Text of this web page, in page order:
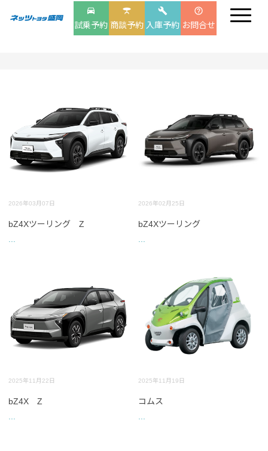
drive_eta
試乗予約
table_bar
商談予約
build
入庫予約
help_outline
お問合せ
2026年03月07日
bZ4Xツーリング Z
2026年02月25日
bZ4Xツーリング
2025年11月22日
bZ4X Z
2025年11月19日
コムス